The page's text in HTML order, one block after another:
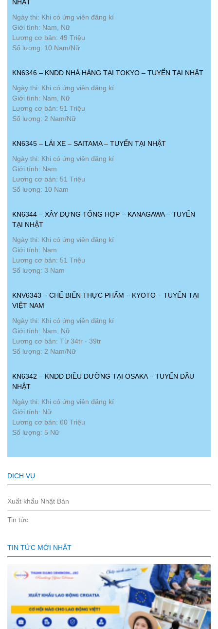
NHẬT
Ngày thi: Khi có ứng viên đăng kí
Giới tính: Nam, Nữ
Lương cơ bản: 49 Triệu
Số lượng: 10 Nam/Nữ
KN6346 – KNDD NHÀ HÀNG TẠI TOKYO – TUYỂN TẠI NHẬT
Ngày thi: Khi có ứng viên đăng kí
Giới tính: Nam, Nữ
Lương cơ bản: 51 Triệu
Số lượng: 2 Nam/Nữ
KN6345 – LÁI XE – SAITAMA – TUYỂN TẠI NHẬT
Ngày thi: Khi có ứng viên đăng kí
Giới tính: Nam
Lương cơ bản: 51 Triệu
Số lượng: 10 Nam
KN6344 – XÂY DỰNG TỔNG HỢP – KANAGAWA – TUYỂN
TẠI NHẬT
Ngày thi: Khi có ứng viên đăng kí
Giới tính: Nam
Lương cơ bản: 51 Triệu
Số lượng: 3 Nam
KNV6343 – CHẾ BIẾN THỰC PHẨM – KYOTO – TUYỂN TẠI
VIỆT NAM
Ngày thi: Khi có ứng viên đăng kí
Giới tính: Nam, Nữ
Lương cơ bản: Từ 34tr - 39tr
Số lượng: 2 Nam/Nữ
KN6342 – KNDD ĐIỀU DƯỠNG TẠI OSAKA – TUYỂN ĐẦU
NHẬT
Ngày thi: Khi có ứng viên đăng kí
Giới tính: Nữ
Lương cơ bản: 60 Triệu
Số lượng: 5 Nữ
DỊCH VỤ
Xuất khẩu Nhật Bản
Tin tức
TIN TỨC MỚI NHẤT